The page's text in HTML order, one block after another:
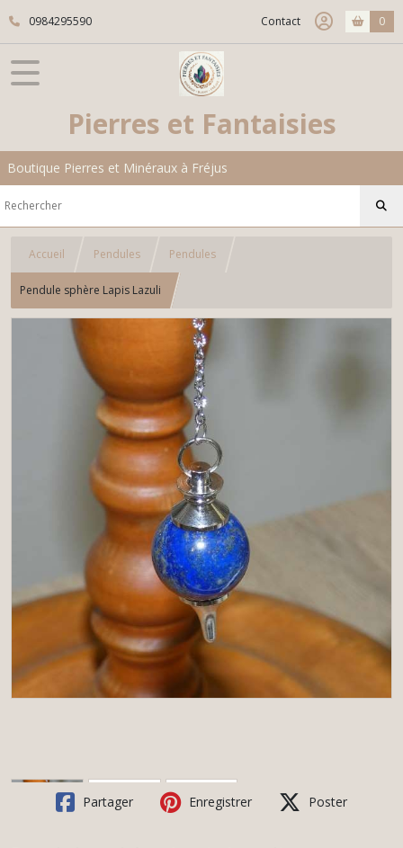
0984295590 Contact 0
Pierres et Fantaisies
Boutique Pierres et Minéraux à Fréjus
Accueil Pendules Pendules
Pendule sphère Lapis Lazuli
Partager Enregistrer Poster